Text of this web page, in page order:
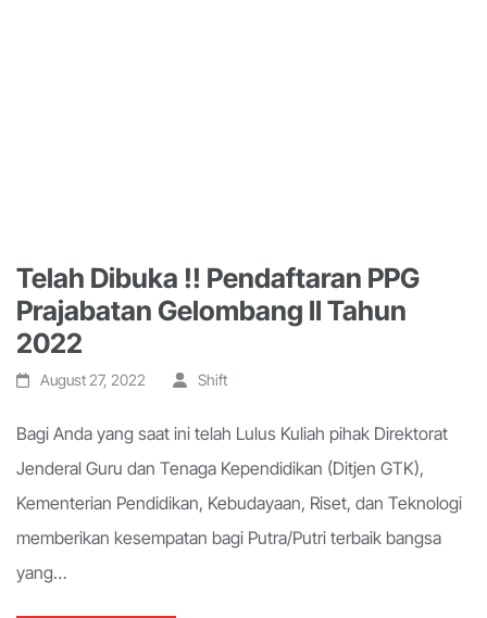
Telah Dibuka !! Pendaftaran PPG
Prajabatan Gelombang II Tahun
2022
August 27, 2022 Shift
Bagi Anda yang saat ini telah Lulus Kuliah pihak Direktorat
Jenderal Guru dan Tenaga Kependidikan (Ditjen GTK),
Kementerian Pendidikan, Kebudayaan, Riset, dan Teknologi
memberikan kesempatan bagi Putra/Putri terbaik bangsa
yang…